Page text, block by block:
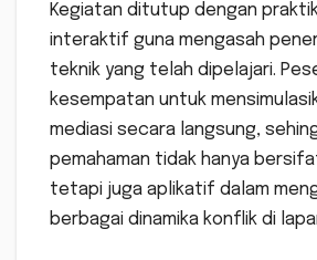
Kegiatan ditutup dengan
interaktif guna mengasah
teknik yang telah dipelajari.
kesempatan untuk
mediasi secara langsung,
pemahaman tidak hanya
tetapi juga aplikatif dalam
berbagai dinamika konflik di